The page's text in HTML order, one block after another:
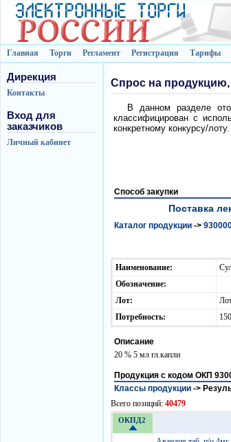
Главная Торги Регламент Регистрация Тарифы
Дирекция
Контакты
Вход для
заказчиков
Личный кабинет
Спрос на продукцию,
В данном разделе
классифицирован с
конкретному конкурсу/лоту.
Способ закупки
Поставка
Каталог продукции ->
Наименование:
Обозначение:
Лот:
Потребность:
Описание
20 % 5 мл гл.капли
Продукция с кодом ОКП
Классы продукции ->
Всего позиций: 40479
ОКПД2